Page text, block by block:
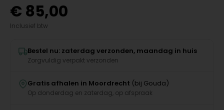
€ 85,00
Inclusief btw
Bestel nu: zaterdag verzonden, maandag in huis
Zorgvuldig verpakt verzonden
Gratis afhalen in Moordrecht (bij Gouda)
Op donderdag en zaterdag, op afspraak